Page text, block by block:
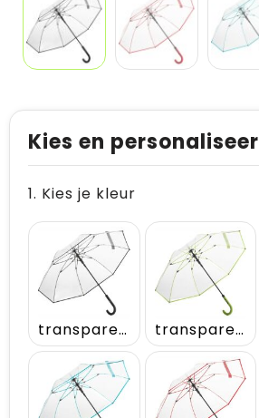
Kies en personaliseer
1. Kies je kleur
transparent-black transparent-lime